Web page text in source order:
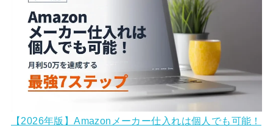
【2026年版】Amazonメーカー仕入れは個人でも可能！